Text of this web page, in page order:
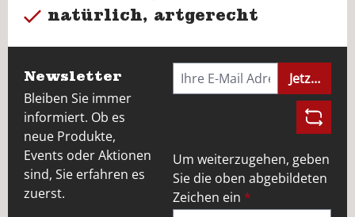
natürlich, artgerecht
Newsletter
Bleiben Sie immer
informiert. Ob es
neue Produkte,
Events oder Aktionen
sind, Sie erfahren es
zuerst.
Jetzt
Um weiterzugehen, geben
Sie die oben abgebildeten
Zeichen ein *